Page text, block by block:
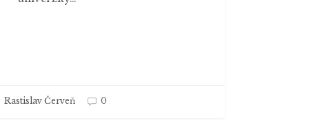
Rastislav Červeň 0